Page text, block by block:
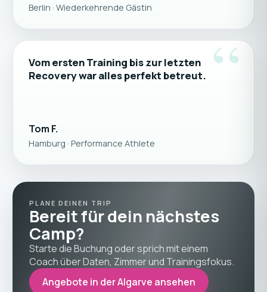
Berlin · Wiederkehrende Gästin
“
Vom ersten Training bis zur letzten
Recovery war alles perfekt betreut.
Tom F.
Hamburg · Performance Athlete
PLANE DEINEN TRIP
Bereit für dein nächstes
Camp?
Starte die Buchung oder sprich mit einem
Coach über Daten, Zimmer und Trainingsfokus.
Angebote in der Algarve ansehen